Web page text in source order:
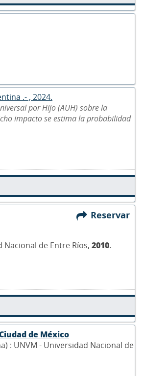
.- , 2024.
por Hijo (AUH) sobre la
impacto se estima la probabilidad
Reservar
Nacional de Entre Ríos, 2010.
de México
: UNVM - Universidad Nacional de